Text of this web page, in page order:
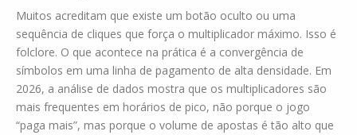
Muitos acreditam que existe um botão oculto ou uma
sequência de cliques que força o multiplicador máximo. Isso é
folclore. O que acontece na prática é a convergência de
símbolos em uma linha de pagamento de alta densidade. Em
2026, a análise de dados mostra que os multiplicadores são
mais frequentes em horários de pico, não porque o jogo
“paga mais”, mas porque o volume de apostas é tão alto que